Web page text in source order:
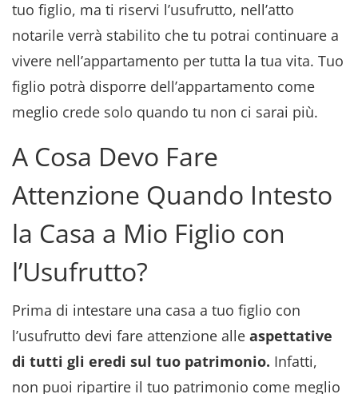
tuo figlio, ma ti riservi l’usufrutto, nell’atto
notarile verrà stabilito che tu potrai continuare a
vivere nell’appartamento per tutta la tua vita. Tuo
figlio potrà disporre dell’appartamento come
meglio crede solo quando tu non ci sarai più.
A Cosa Devo Fare
Attenzione Quando Intesto
la Casa a Mio Figlio con
l’Usufrutto?
Prima di intestare una casa a tuo figlio con
l’usufrutto devi fare attenzione alle aspettative
di tutti gli eredi sul tuo patrimonio. Infatti,
non puoi ripartire il tuo patrimonio come meglio